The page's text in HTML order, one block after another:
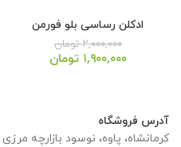
ادکلن رساسی بلو فورمن
۲,۰۰۰,۰۰۰ تومان
قیمت
۱,۹۰۰,۰۰۰ تومان
آدرس فروشگاه